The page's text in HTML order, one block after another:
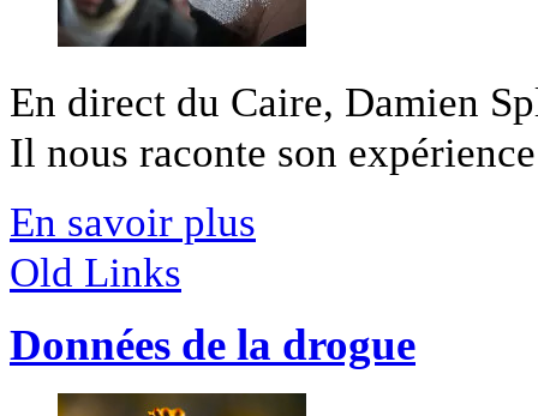
En direct du Caire, Damien
Il nous raconte son
En savoir plus
Old Links
Données de la drogue